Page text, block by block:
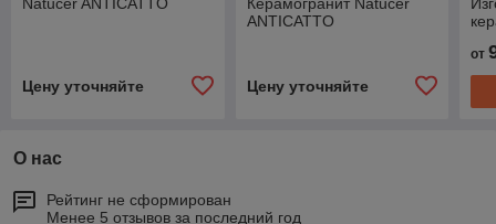
Natucer ANTICATTO
Цену уточняйте
Керамогранит Natucer
ANTICATTO
Цену уточняйте
от
О нас
Рейтинг не сформирован
Менее 5 отзывов за последний год